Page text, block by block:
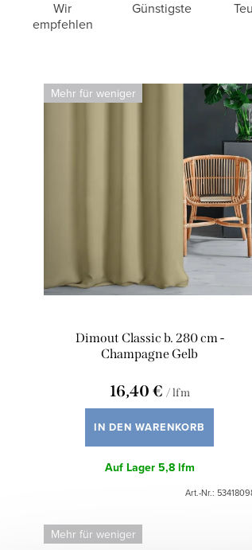
P
o
d
Wir
empfehlen
Günstigste
L Mehr für weniger
Dimout Classic b. 280 cm -
Champagne Gelb
16,40 € / lfm
IN DEN WARENKORB
Auf Lager 5,8 lfm
Art.-Nr.:
Mehr für weniger